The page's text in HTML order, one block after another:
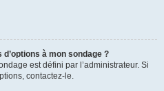
à mon sondage ?
est défini par l’administrateur. Si
contactez-le.